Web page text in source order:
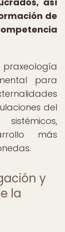
de
para
del
más
y
la